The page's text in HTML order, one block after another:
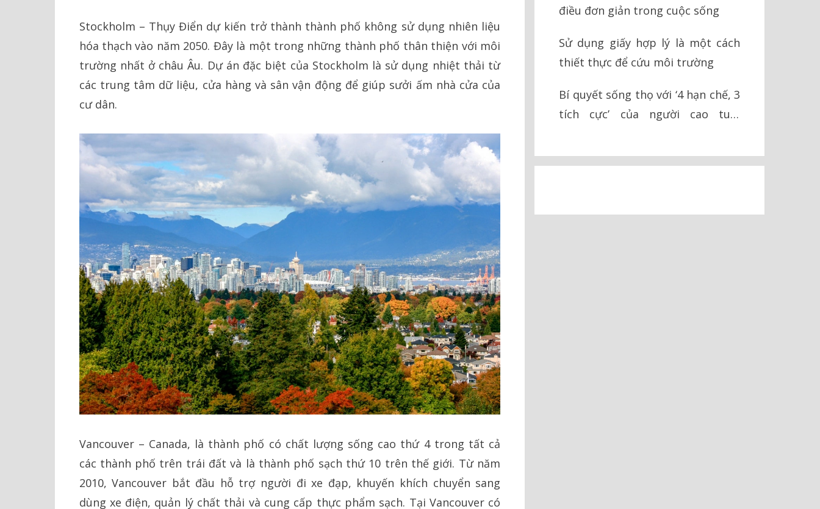
Stockholm – Thụy Điển dự kiến trở thành thành phố không sử dụng nhiên liệu
hóa thạch vào năm 2050. Đây là một trong những thành phố thân thiện với môi
trường nhất ở châu Âu. Dự án đặc biệt của Stockholm là sử dụng nhiệt thải từ
các trung tâm dữ liệu, cửa hàng và sân vận động để giúp sưởi ấm nhà cửa của
cư dân.
Vancouver – Canada, là thành phố có chất lượng sống cao thứ 4 trong tất cả
các thành phố trên trái đất và là thành phố sạch thứ 10 trên thế giới. Từ năm
2010, Vancouver bắt đầu hỗ trợ người đi xe đạp, khuyến khích chuyển sang
dùng xe điện, quản lý chất thải và cung cấp thực phẩm sạch. Tại Vancouver có
điều đơn giản trong cuộc sống
Sử dụng giấy hợp lý là một cách
thiết thực để cứu môi trường
Bí quyết sống thọ với ‘4 hạn chế, 3
tích cực’ của người cao tuổi